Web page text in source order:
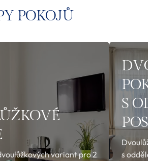
POKOJŮ
variant pro 2
S
s